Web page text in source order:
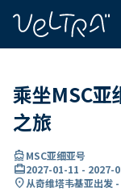
乘坐MSC亚
之旅
directions_boatMSC亚细亚号
card_travel2027-01-11 - 2027-
location_on从奇维塔韦基亚出发